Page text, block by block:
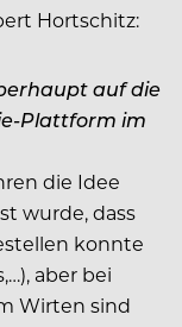
Hortschitz:
auf die
Plattform im
die Idee
wurde, dass
konnte
aber bei
Wirten sind